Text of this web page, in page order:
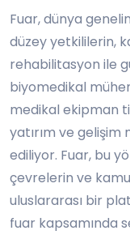
Fuar, dünya
düzey yetkililerin,
rehabilitasyon ile
biyomedikal
medikal ekipman
yatırım ve
ediliyor. Fuar, bu
çevrelerin ve
uluslararası bir
fuar kapsamında